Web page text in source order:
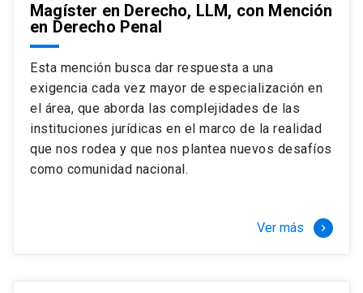
Magíster en Derecho, LLM, con Mención
en Derecho Penal
Esta mención busca dar respuesta a una
exigencia cada vez mayor de especialización en
el área, que aborda las complejidades de las
instituciones jurídicas en el marco de la realidad
que nos rodea y que nos plantea nuevos desafíos
como comunidad nacional.
Ver más keyboard_arrow_right